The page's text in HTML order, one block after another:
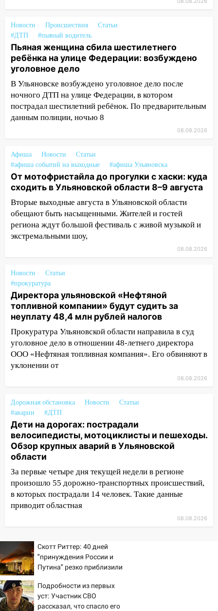
дороги в Ульяновске: фото
13:17
Непогода в Ульяновске не
закончится сегодня: сильные ливни
сохранятся 9 августа
13:15 Трижды «брал в долг» без спроса:
житель Вешкаймского района похитил у
знакомого 191 тысячу рублей
13:14
Ураган оторвал светофор на
13:12
Дерево пробило крышу дома на
Новгородской в Ульяновске и рухнуло
на электрощит
13:10 В Заволжском районе дерево
упало во дворе
13:08 Ураган ударил по Ульяновску:
сорванные крыши, поваленные деревья,
затопленные улицы и остановившиеся
12:17
Ульяновск накрыл крупный град:
после ливня город снова уходит под
воду
12:12 Прокуратура взяла на контроль
ДТП с шестилетним ребёнком на улице
Федерации
12:01 Пьяная женщина сбила
шестилетнего ребёнка на улице
мужчину, пропавшего ещё 19 июля
10:30 От мотофристайла до прогулки с
хаски: куда сходить в Ульяновской
области 8–9 августа
10:11 Директора ульяновской
«Нефтяной топливной компании» будут
судить за неуплату 48,4 млн рублей
налогов
09:28 Дети на дорогах: пострадали
Ульяновской области
08:30
Поджог со свечой, 16 сгоревших
домов и выстрел за водку
07:50
Какая погоды будет днем 8
августа
Новости Происшествия
Статьи
#ДТП
#пьяный водитель
Пьяная женщина сбила шестилетнего
ребёнка на улице Федерации: возбуждено
уголовное дело
В Ульяновске возбуждено уголовное дело после
ночного ДТП на улице Федерации, в котором
пострадал шестилетний ребёнок. По предварительным
данным полиции, ночью 8
08.08.2026
Афиша Новости
Статьи
#афиша событий на выходные
#афиша Ульяновска
От мотофристайла до прогулки с хаски: куда
сходить в Ульяновской области 8–9 августа
Вторые выходные августа в Ульяновской области
обещают быть насыщенными. Жителей и гостей
региона ждут большой фестиваль с живой музыкой и
экстремальными шоу,
08.08.2026
Новости
Статьи
#прокуратура
Директора ульяновской «Нефтяной
топливной компании» будут судить за
неуплату 48,4 млн рублей налогов
Прокуратура Ульяновской области направила в суд
уголовное дело в отношении 48-летнего директора
ООО «Нефтяная топливная компания». Его обвиняют в
уклонении от
08.08.2026
Дорожная обстановка Новости
Статьи
#аварии
#ДТП
Дети на дорогах: пострадали
велосипедисты, мотоциклисты и пешеходы.
Обзор крупных аварий в Ульяновской
области
За первые четыре дня текущей недели в регионе
произошло 55 дорожно-транспортных происшествий,
в которых пострадали 14 человек. Такие данные
приводит областная
08.08.2026
Скотт Риттер: 40 дней
"принуждения России и
Путина" резко приблизили
Подробности из первых
уст: Участник СВО
рассказал, что спасло его